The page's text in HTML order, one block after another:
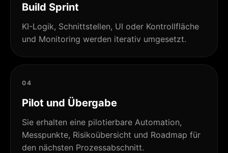
Build Sprint
KI-Logik, Schnittstellen, UI oder Kontrollfläche
und Monitoring werden iterativ umgesetzt.
04
Pilot und Übergabe
Sie erhalten eine pilotierbare Automation,
Messpunkte, Risikoübersicht und Roadmap für
den nächsten Prozessabschnitt.